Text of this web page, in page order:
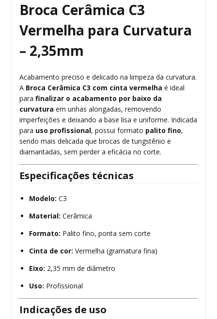
Broca Cerâmica C3
Vermelha para Curvatura
– 2,35mm
Acabamento preciso e delicado na limpeza da curvatura.
A Broca Cerâmica C3 com cinta vermelha é ideal
para finalizar o acabamento por baixo da
curvatura em unhas alongadas, removendo
imperfeições e deixando a base lisa e uniforme. Indicada
para uso profissional, possui formato palito fino,
sendo mais delicada que brocas de tungstênio e
diamantadas, sem perder a eficácia no corte.
Especificações técnicas
Modelo: C3
Material: Cerâmica
Formato: Palito fino, ponta sem corte
Cinta de cor: Vermelha (gramatura fina)
Eixo: 2,35 mm de diâmetro
Uso: Profissional
Indicações de uso